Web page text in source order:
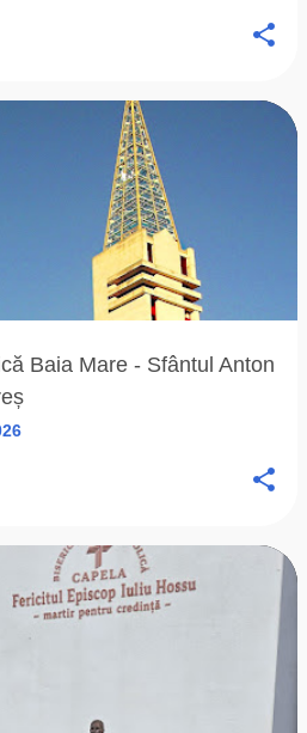
Baia Mare - Sfântul Anton